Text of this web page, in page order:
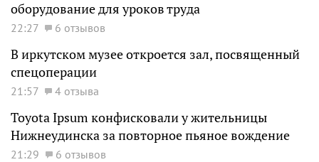
оборудование для уроков труда
22:27 6 отзывов
В иркутском музее откроется зал, посвященный
спецоперации
21:57 4 отзыва
Toyota Ipsum конфисковали у жительницы
Нижнеудинска за повторное пьяное вождение
21:29
6 отзывов